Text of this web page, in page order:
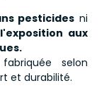
pesticides ni
aux
selon
et durabilité.